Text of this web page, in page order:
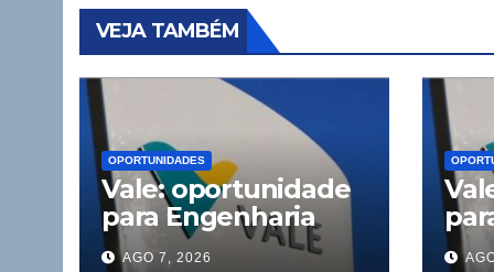
VEJA TAMBÉM
OPORTUNIDADES
Vale: oportunidade
para Engenharia
CivilAGO 7, 2026
Civil